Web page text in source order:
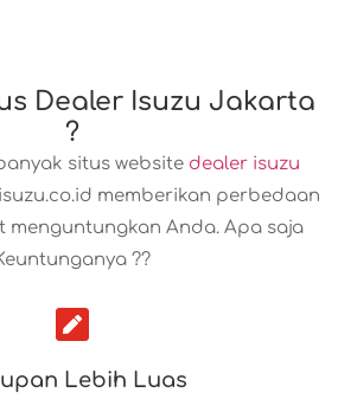
Dealer Isuzu Jakarta
?
situs website dealer isuzu
memberikan perbedaan
menguntungkan Anda. Apa saja
??
Lebih Luas